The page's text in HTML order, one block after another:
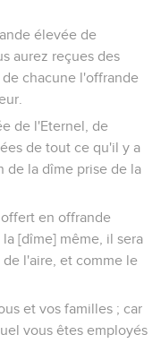
élevée de
aurez reçues des
chacune l'offrande
de l'Eternel, de
de tout ce qu'il y a
de la dîme prise de la
en offrande
[dîme] même, il sera
l'aire, et comme le
et vos familles ; car
vous êtes employés